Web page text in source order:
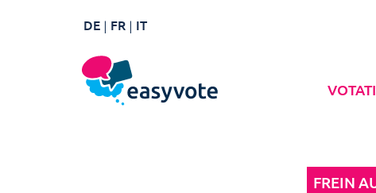
DE FR IT
FREIN